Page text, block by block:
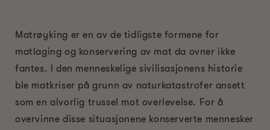
Matrøyking er en av de tidligste formene for
matlaging og konservering av mat da ovner ikke
fantes. I den menneskelige sivilisasjonens historie
ble matkriser på grunn av naturkatastrofer ansett
som en alvorlig trussel mot overlevelse. For å
overvinne disse situasjonene konserverte mennesker